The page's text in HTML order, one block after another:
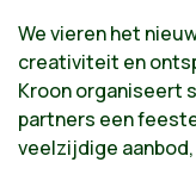
We vieren het
creativiteit en
Kroon organiseert
partners een
veelzijdige